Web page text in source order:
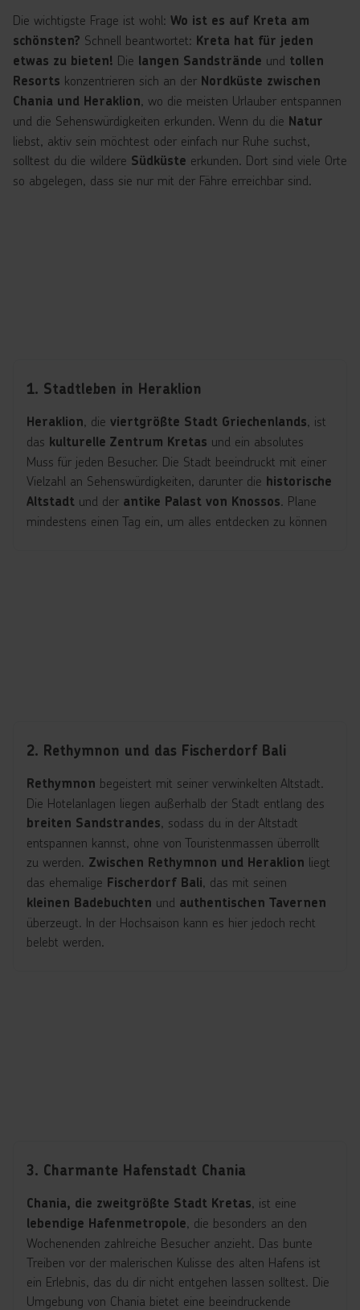
Die wichtigste Frage ist wohl: Wo ist es auf Kreta am
schönsten? Schnell beantwortet: Kreta hat für jeden
etwas zu bieten! Die langen Sandstrände und tollen
Resorts konzentrieren sich an der Nordküste zwischen
Chania und Heraklion, wo die meisten Urlauber entspannen
und die Sehenswürdigkeiten erkunden. Wenn du die Natur
liebst, aktiv sein möchtest oder einfach nur Ruhe suchst,
solltest du die wildere Südküste erkunden. Dort sind viele Orte
so abgelegen, dass sie nur mit der Fähre erreichbar sind.
1. Stadtleben in Heraklion
Heraklion, die viertgrößte Stadt Griechenlands, ist
das kulturelle Zentrum Kretas und ein absolutes
Muss für jeden Besucher. Die Stadt beeindruckt mit einer
Vielzahl an Sehenswürdigkeiten, darunter die historische
Altstadt und der antike Palast von Knossos. Plane
mindestens einen Tag ein, um alles entdecken zu können
2. Rethymnon und das Fischerdorf Bali
Rethymnon begeistert mit seiner verwinkelten Altstadt.
Die Hotelanlagen liegen außerhalb der Stadt entlang des
breiten Sandstrandes, sodass du in der Altstadt
entspannen kannst, ohne von Touristenmassen überrollt
zu werden. Zwischen Rethymnon und Heraklion liegt
das ehemalige Fischerdorf Bali, das mit seinen
kleinen Badebuchten und authentischen Tavernen
überzeugt. In der Hochsaison kann es hier jedoch recht
belebt werden.
3. Charmante Hafenstadt Chania
Chania, die zweitgrößte Stadt Kretas, ist eine
lebendige Hafenmetropole, die besonders an den
Wochenenden zahlreiche Besucher anzieht. Das bunte
Treiben vor der malerischen Kulisse des alten Hafens ist
ein Erlebnis, das du dir nicht entgehen lassen solltest. Die
Umgebung von Chania bietet eine beeindruckende